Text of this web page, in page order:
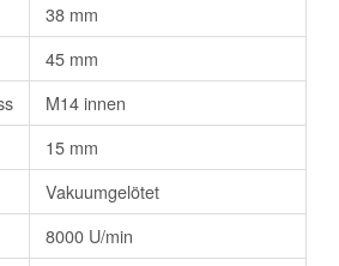
38 mm
45 mm
M14 innen
15 mm
Vakuumgelötet
8000 U/min